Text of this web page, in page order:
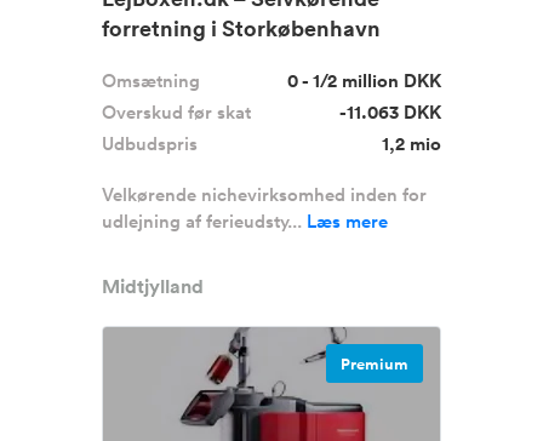
forretning i Storkøbenhavn
Omsætning
0 - 1/2 million DKK
Overskud før skat
-11.063 DKK
Udbudspris
1,2 mio
Velkørende nichevirksomhed inden for
udlejning af ferieudsty... Læs mere
Midtjylland
Premium